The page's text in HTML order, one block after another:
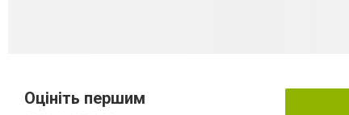
Оцініть першим